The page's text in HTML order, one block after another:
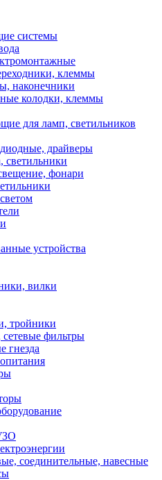
системы
клеммы
наконечники
колодки, клеммы
для ламп, светильников
драйверы
светильники
фонари
устройства
вилки
тройники
фильтры
гнезда
соединительные, навесные